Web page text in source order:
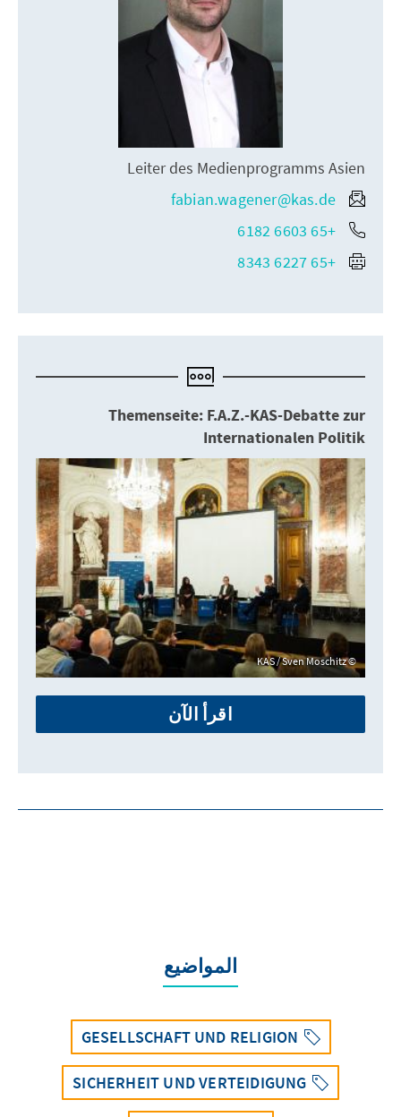
Leiter des Medienprogramms Asien
fabian.wagener@kas.de
+65 6603 6182
+65 6227 8343
Themenseite: F.A.Z.-KAS-Debatte zur
Internationalen Politik
KAS / Sven Moschitz
اقرأ الآن
المواضيع
GESELLSCHAFT UND RELIGION
SICHERHEIT UND VERTEIDIGUNG